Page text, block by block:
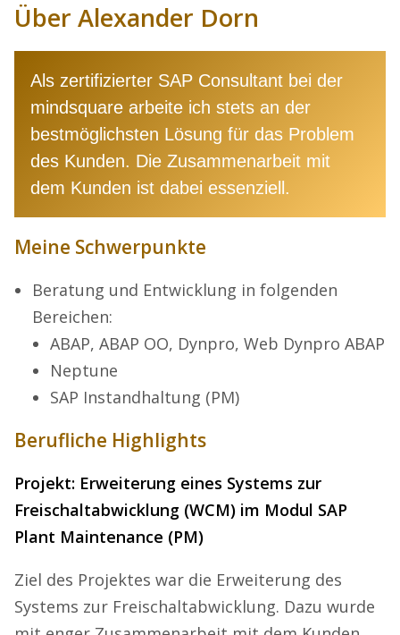
Über Alexander Dorn
Als zertifizierter SAP Consultant bei der
mindsquare arbeite ich stets an der
bestmöglichsten Lösung für das Problem
des Kunden. Die Zusammenarbeit mit
dem Kunden ist dabei essenziell.
Meine Schwerpunkte
Beratung und Entwicklung in folgenden
Bereichen:
ABAP, ABAP OO, Dynpro, Web Dynpro ABAP
Neptune
SAP Instandhaltung (PM)
Berufliche Highlights
Projekt: Erweiterung eines Systems zur
Freischaltabwicklung (WCM) im Modul SAP
Plant Maintenance (PM)
Ziel des Projektes war die Erweiterung des
Systems zur Freischaltabwicklung. Dazu wurde